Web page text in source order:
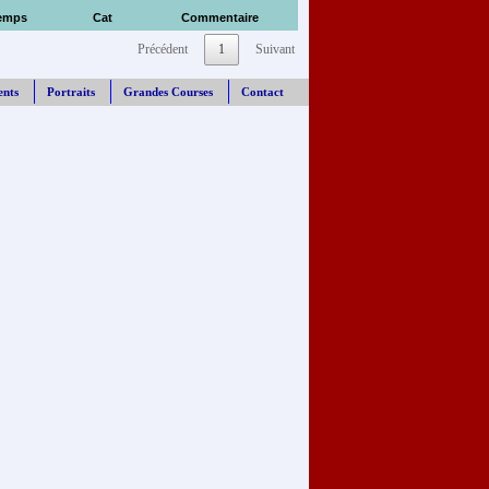
Cat Commentaire
Précédent 1 Suivant
Portraits Grandes Courses Contact